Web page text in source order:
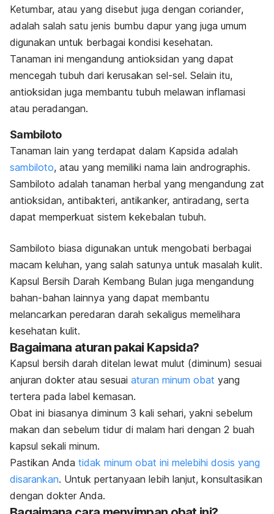
Ketumbar, atau yang disebut juga dengan coriander,
adalah salah satu jenis bumbu dapur yang juga umum
digunakan untuk berbagai kondisi kesehatan.
Tanaman ini mengandung antioksidan yang dapat
mencegah tubuh dari kerusakan sel-sel. Selain itu,
antioksidan juga membantu tubuh melawan inflamasi
atau peradangan.
Sambiloto
Tanaman lain yang terdapat dalam Kapsida adalah
sambiloto, atau yang memiliki nama lain andrographis.
Sambiloto adalah tanaman herbal yang mengandung zat
antioksidan, antibakteri, antikanker, antiradang, serta
dapat memperkuat sistem kekebalan tubuh.
Sambiloto biasa digunakan untuk mengobati berbagai
macam keluhan, yang salah satunya untuk masalah kulit.
Kapsul Bersih Darah Kembang Bulan juga mengandung
bahan-bahan lainnya yang dapat membantu
melancarkan peredaran darah sekaligus memelihara
kesehatan kulit.
Bagaimana aturan pakai Kapsida?
Kapsul bersih darah ditelan lewat mulut (diminum) sesuai
anjuran dokter atau sesuai aturan minum obat yang
tertera pada label kemasan.
Obat ini biasanya diminum 3 kali sehari, yakni sebelum
makan dan sebelum tidur di malam hari dengan 2 buah
kapsul sekali minum.
Pastikan Anda tidak minum obat ini melebihi dosis yang
disarankan. Untuk pertanyaan lebih lanjut, konsultasikan
dengan dokter Anda.